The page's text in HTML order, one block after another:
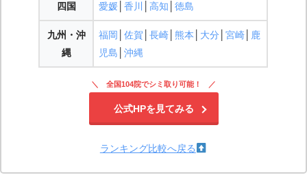
四国 愛媛 │香川 │高知 │徳島
九州・沖
縄
福岡 │佐賀 │長崎 │熊本 大分 │宮崎
鹿
児島 │沖縄
全国104院でシミ取り可能！
公式HPを見てみる
ランキング比較へ戻る